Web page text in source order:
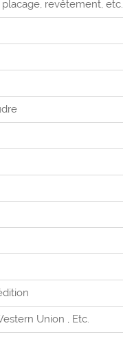
placage, revêtement, etc.
Union , Etc.